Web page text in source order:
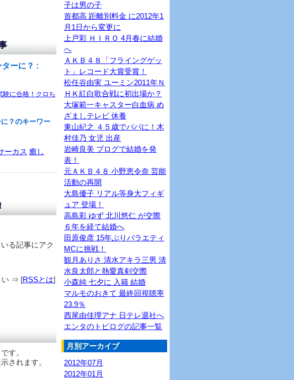
ーに？ :
験に合格！クロち
？のキーワー
ーカス 癒し
る記事にアク
い ⇒ [RSSとは]
す。
されます。
子は男の子
首都高 距離別料金 に2012年1
月1日から変更に
上戸彩 ＨＩＲＯ 4月春に結婚
へ
ＡＫＢ４８「フライングゲッ
ト」レコード大賞受賞！
松任谷由実 ユーミン2011年Ｎ
ＨＫ紅白歌合戦に初出場か？
大塚範一キャスター白血病 め
ざましテレビ 休養
東山紀之 ４５歳でパパに！木
村佳乃 女児 出産
岩崎良美 ブログで結婚を発
表！
元ＡＫＢ４８ 小野恵令奈 芸能
活動の再開
大島優子 リアル等身大フィギ
ュア 登場！
高島彩 ゆず 北川悠仁 が交際
６年を経て結婚へ
田原俊彦 15年ぶりバラエティ
MCに挑戦！
観月ありさ 清水アキラ三男 清
水良太郎と熱愛真剣交際
小森純 七夕に 入籍 結婚
マルモのおきて 最終回視聴率
23.9％
西尾由佳理アナ 日テレ退社へ
エンタのトピログの記事一覧
月別アーカイブ
2012年07月
2012年01月